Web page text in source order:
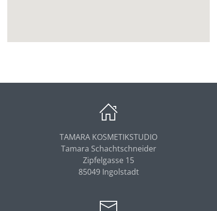
TAMARA KOSMETIKSTUDIO
Tamara Schachtschneider
Zipfelgasse 15
85049 Ingolstadt